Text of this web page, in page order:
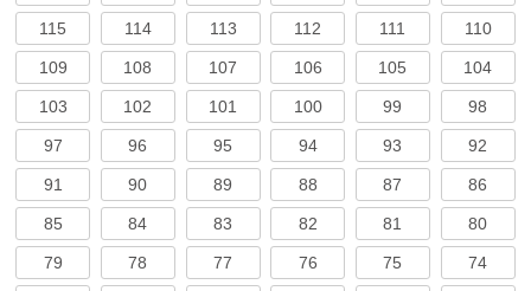
115 114 113 112 111 110
109 108 107 106 105 104
103 102 101 100 99 98
97 96 95 94 93 92
91 90 89 88 87 86
85 84 83 82 81 80
79 78 77 76 75 74